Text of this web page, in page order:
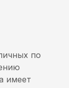
по
имеет